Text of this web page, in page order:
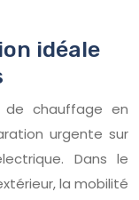
idéale
de chauffage en
urgente sur
Dans le
la mobilité